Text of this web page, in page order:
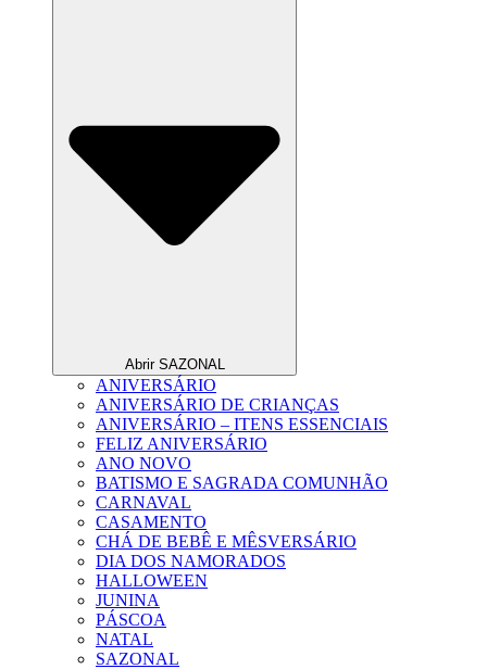
Abrir SAZONAL
ANIVERSÁRIO
ANIVERSÁRIO DE CRIANÇAS
ANIVERSÁRIO – ITENS ESSENCIAIS
FELIZ ANIVERSÁRIO
ANO NOVO
BATISMO E SAGRADA COMUNHÃO
CARNAVAL
CASAMENTO
CHÁ DE BEBÊ E MÊSVERSÁRIO
DIA DOS NAMORADOS
HALLOWEEN
JUNINA
PÁSCOA
NATAL
SAZONAL